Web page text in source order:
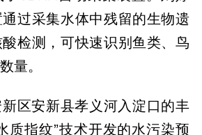
过采集水体中残留的生物遗
检测，可快速识别鱼类、鸟
量。
区安新县孝义河入淀口的丰
质指纹”技术开发的水污染预